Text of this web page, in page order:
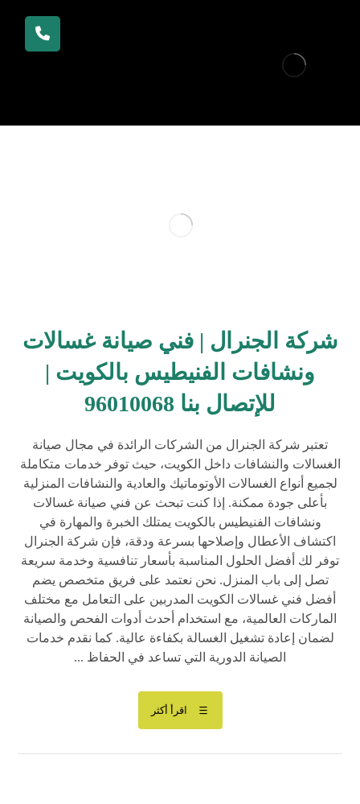
شركة الجنرال | فني صيانة غسالات
ونشافات الفنيطيس بالكويت |
للإتصال بنا 96010068
تعتبر شركة الجنرال من الشركات الرائدة في مجال صيانة
الغسالات والنشافات داخل الكويت، حيث توفر خدمات متكاملة
لجميع أنواع الغسالات الأوتوماتيك والعادية والنشافات المنزلية
بأعلى جودة ممكنة. إذا كنت تبحث عن فني صيانة غسالات
ونشافات الفنيطيس بالكويت يمتلك الخبرة والمهارة في
اكتشاف الأعطال وإصلاحها بسرعة ودقة، فإن شركة الجنرال
توفر لك أفضل الحلول المناسبة بأسعار تنافسية وخدمة سريعة
تصل إلى باب المنزل. نحن نعتمد على فريق متخصص يضم
أفضل فني غسالات الكويت المدربين على التعامل مع مختلف
الماركات العالمية، مع استخدام أحدث أدوات الفحص والصيانة
لضمان إعادة تشغيل الغسالة بكفاءة عالية. كما نقدم خدمات
الصيانة الدورية التي تساعد في الحفاظ ...
اقرأ أكثر